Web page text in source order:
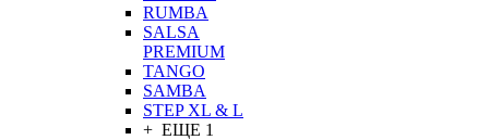
RUMBA
SALSA
PREMIUM
TANGO
SAMBA
STEP XL & L
+ ЕЩЕ 1